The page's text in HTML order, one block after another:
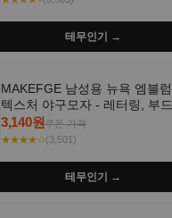
테무인기 →
MAKEFGE 남성용 뉴욕 엠블
텍스처 야구모자 - 레터링, 부
자, NYC 스타일
3,140원쿠폰 가격
★★★★☆(3,501)
테무인기 →